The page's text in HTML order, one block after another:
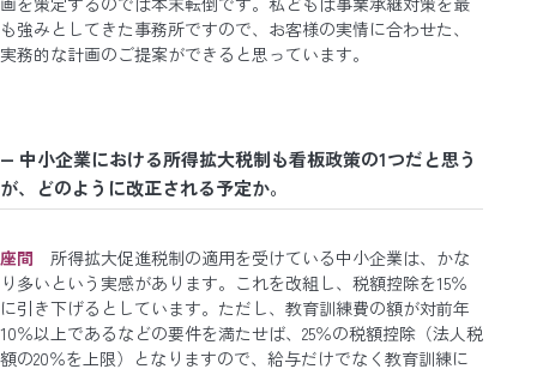
も強みとしてきた事務所ですので、お客様の実情に合わせた、
実務的な計画のご提案ができると思っています。
― 中小企業における所得拡大税制も看板政策の1つだと思う
が、どのように改正される予定か。
座間 所得拡大促進税制の適用を受けている中小企業は、かな
り多いという実感があります。これを改組し、税額控除を15％
に引き下げるとしています。ただし、教育訓練費の額が対前年
10％以上であるなどの要件を満たせば、25％の税額控除（法人税
額の20％を上限）となりますので、給与だけでなく教育訓練に